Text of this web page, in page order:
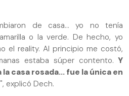
de casa... yo no tenía
o la verde. De hecho, yo
el reality. Al principio me costó,
estaba súper contento. Y
casa rosada... fue la única en
", explicó Dech.